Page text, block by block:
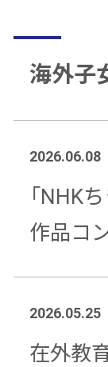
海外子
2026.06.08
「NHK
作品コ
2026.05.25
在外教